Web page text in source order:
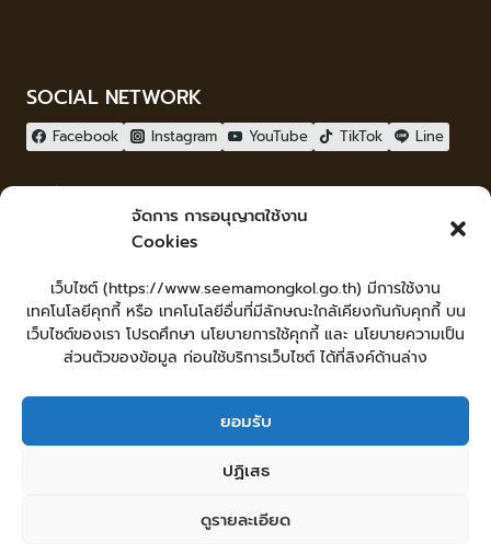
จัดการ การอนุญาตใช้งาน
Cookies
เว็บไซต์ (https://www.seemamongkol.go.th) มีการใช้งาน
เทคโนโลยีคุกกี้ หรือ เทคโนโลยีอื่นที่มีลักษณะใกล้เคียงกันกับคุกกี้ บน
เว็บไซต์ของเรา โปรดศึกษา นโยบายการใช้คุกกี้ และ นโยบายความเป็น
ส่วนตัวของข้อมูล ก่อนใช้บริการเว็บไซต์ ได้ที่ลิงค์ด้านล่าง
ยอมรับ
ปฏิเสธ
ดูรายละเอียด
SOCIAL NETWORK
Facebook Instagram YouTube TikTok Line
15
LopburiWebdesign.com
Login
เข้าสู่ระบบ
หน้าหลัก ยื่นคำร้องทั่วไป
ร้องเรียน-ร้องทุกข์ แสดงความคิดเห็น
ศูนย์ข้อมูลข่าวสารเทศบาลตำบลสีมามงคล